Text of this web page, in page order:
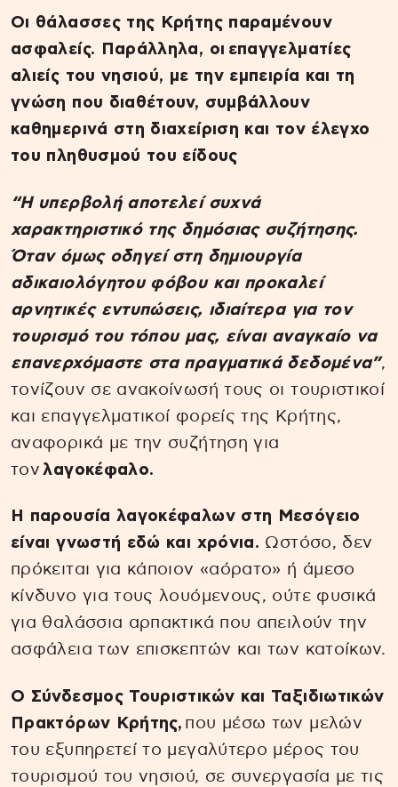
Οι θάλασσες της Κρήτης παραμένουν
ασφαλείς. Παράλληλα, οι επαγγελματίες
αλιείς του νησιού, με την εμπειρία και τη
γνώση που διαθέτουν, συμβάλλουν
καθημερινά στη διαχείριση και τον έλεγχο
του πληθυσμού του είδους
“Η υπερβολή αποτελεί συχνά
χαρακτηριστικό της δημόσιας συζήτησης.
Όταν όμως οδηγεί στη δημιουργία
αδικαιολόγητου φόβου και προκαλεί
αρνητικές εντυπώσεις, ιδιαίτερα για τον
τουρισμό του τόπου μας, είναι αναγκαίο να
επανερχόμαστε στα πραγματικά δεδομένα”,
τονίζουν σε ανακοίνωσή τους οι τουριστικοί
και επαγγελματικοί φορείς της Κρήτης,
αναφορικά με την συζήτηση για
τον λαγοκέφαλο.
Η παρουσία λαγοκέφαλων στη Μεσόγειο
είναι γνωστή εδώ και χρόνια. Ωστόσο, δεν
πρόκειται για κάποιον «αόρατο» ή άμεσο
κίνδυνο για τους λουόμενους, ούτε φυσικά
για θαλάσσια αρπακτικά που απειλούν την
ασφάλεια των επισκεπτών και των κατοίκων.
Ο Σύνδεσμος Τουριστικών και Ταξιδιωτικών
Πρακτόρων Κρήτης, που μέσω των μελών
του εξυπηρετεί το μεγαλύτερο μέρος του
τουρισμού του νησιού, σε συνεργασία με τις